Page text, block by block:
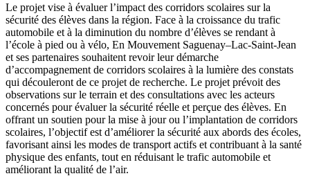
Le projet vise à évaluer l’impact des corridors scolaires sur la
sécurité des élèves dans la région. Face à la croissance du trafic
automobile et à la diminution du nombre d’élèves se rendant à
l’école à pied ou à vélo, En Mouvement Saguenay–Lac-Saint-Jean
et ses partenaires souhaitent revoir leur démarche
d’accompagnement de corridors scolaires à la lumière des constats
qui découleront de ce projet de recherche. Le projet prévoit des
observations sur le terrain et des consultations avec les acteurs
concernés pour évaluer la sécurité réelle et perçue des élèves. En
offrant un soutien pour la mise à jour ou l’implantation de corridors
scolaires, l’objectif est d’améliorer la sécurité aux abords des écoles,
favorisant ainsi les modes de transport actifs et contribuant à la santé
physique des enfants, tout en réduisant le trafic automobile et
améliorant la qualité de l’air.